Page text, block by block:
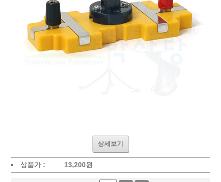
상세보기
상품가 : 13,200원